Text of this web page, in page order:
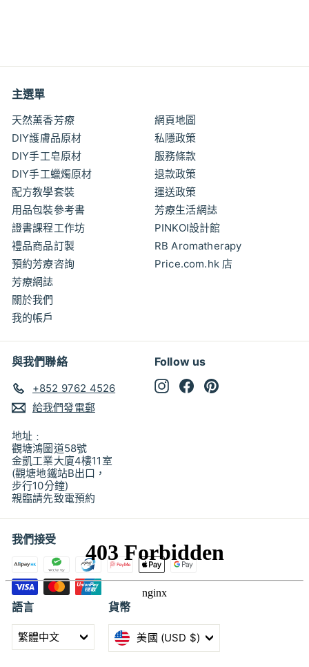
0
.
主選單
天然薰香芳療
DIY護膚品原材
DIY手工皂原材
DIY手工蠟燭原材
配方教學套裝
用品包裝參考書
證書課程工作坊
禮品商品訂製
預約芳療咨詢
芳療網誌
關於我們
我的帳戶
網頁地圖
私隱政策
服務條款
退款政策
運送政策
芳療生活網誌
PINKOI設計館
RB Aromatherapy
Price.com.hk 店
與我們聯絡
+852 9762 4526
給我們發電郵
地址﹕
觀塘鴻圖道58號
金凱工業大廈4樓11室
(觀塘地鐵站B出口，
步行10分鐘)
親臨請先致電預約
Follow us
InstagramFacebook
我們接受
語言
繁體中文
貨幣
美國 (USD $)